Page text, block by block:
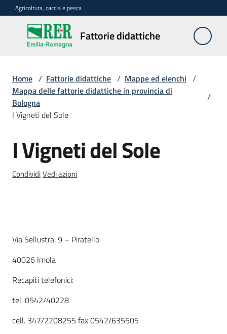
Vai al contenuto
Vai alla navigazione
Vai al footer
Agricoltura, caccia e pesca
Fattorie didattiche
Fattorie
didattiche
Trova
sulla
mappa
Requisiti
necessari
Corsi
Agricoltura
cifre
Home / Fattorie didattiche / Mappe ed elenchi /
Mappa delle fattorie didattiche in provincia di
Bologna
/
I Vigneti del Sole
Salta al contenuto
I Vigneti del Sole
CondividiVedi azioni
Descrizione
Via Sellustra, 9 – Piratello
40026 Imola
Recapiti telefonici:
tel. 0542/40228
cell. 347/2208255 fax 0542/635505